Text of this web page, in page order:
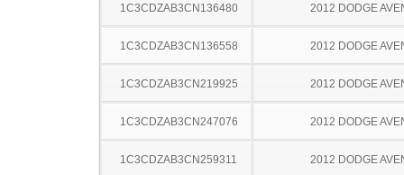
1C3CDZAB3CN136480 2012 DODGE
1C3CDZAB3CN136558 2012 DODGE
1C3CDZAB3CN219925 2012 DODGE
1C3CDZAB3CN247076 2012 DODGE
1C3CDZAB3CN259311 2012 DODGE